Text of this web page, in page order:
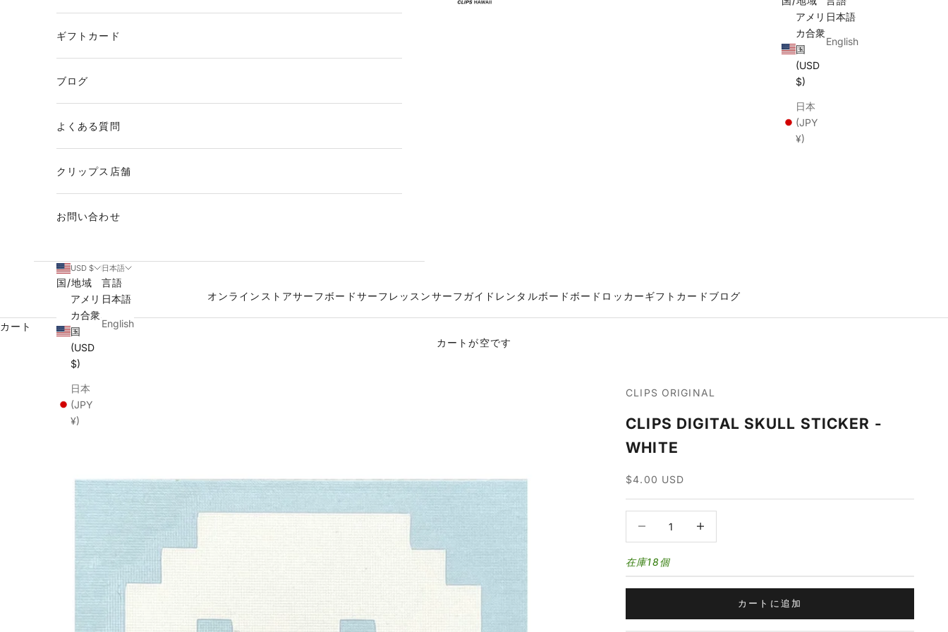
オンラインストアサーフボードサーフレッスンサーフガイド レンタルボード ボードロッカーギフトカード ブログ
アメリ
カ合衆
国
(USD
$)
日本
(JPY
¥)
日本語
English
ギフトカード
ブログ
よくある質問
クリップス店舗
お問い合わせ
USD $
国/地域
アメリ
カ合衆
国
(USD
$)
日本
(JPY
¥)
日本語
言語
日本語
English
カート
カートが空です
CLIPS ORIGINAL
CLIPS DIGITAL SKULL STICKER -
WHITE
セール価格
$4.00 USD
在庫18個
カートに追加